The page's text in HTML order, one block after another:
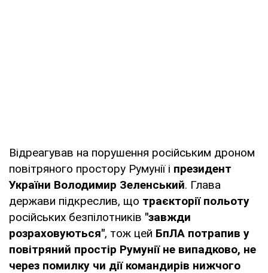
Відреагував на порушення російським дроном
повітряного простору Румунії і президент
України Володимир Зеленський. Глава
держави підкреслив, що траєкторії польоту
російських безпілотників "завжди
розраховуються", тож цей БпЛА потрапив у
повітряний простір Румунії не випадково, не
через помилку чи дії командирів нижчого